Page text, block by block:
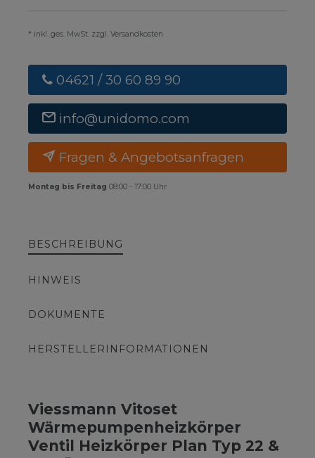
* inkl. ges. MwSt. zzgl. Versandkosten
04621 / 30 60 89 90
info@unidomo.com
Fragen & Angebotsanfragen
Montag bis Freitag 08:00 - 17:00 Uhr
BESCHREIBUNG
HINWEIS
DOKUMENTE
HERSTELLERINFORMATIONEN
Viessmann Vitoset
Wärmepumpenheizkörper
Ventil Heizkörper Plan Typ 22 &